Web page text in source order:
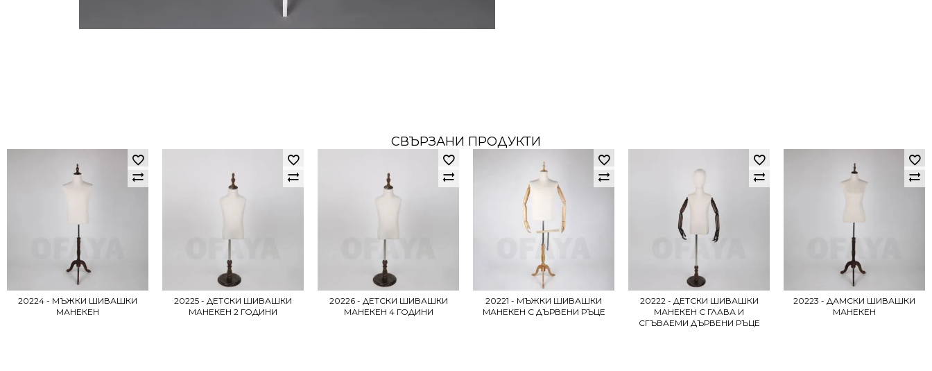
СВЪРЗАНИ ПРОДУКТИ
20224 - МЪЖКИ ШИВАШКИ
МАНЕКЕН
20225 - ДЕТСКИ ШИВАШКИ
МАНЕКЕН 2 ГОДИНИ
20226 - ДЕТСКИ ШИВАШКИ
МАНЕКЕН 4 ГОДИНИ
20221 - МЪЖКИ ШИВАШКИ
МАНЕКЕН С ДЪРВЕНИ РЪЦЕ
20222 - ДЕТСКИ ШИВАШКИ
МАНЕКЕН С ГЛАВА И
СГЪВАЕМИ ДЪРВЕНИ РЪЦЕ
20223 - ДАМСКИ ШИВАШКИ
МАНЕКЕН